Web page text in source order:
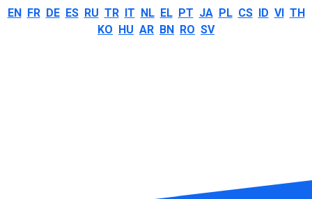
EN FR DE ES RU TR IT NL EL PT JA PL CS ID VI TH
KO HU AR BN RO SV